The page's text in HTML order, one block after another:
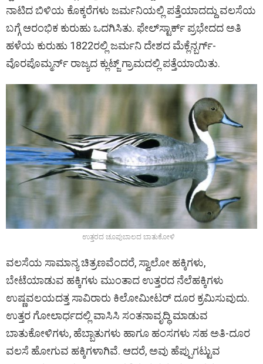
ನಾಟಿದ ಬಿಳಿಯ ಕೊಕ್ಕರೆಗಳು ಜರ್ಮನಿಯಲ್ಲಿ ಪತ್ತೆಯಾದದ್ದು ವಲಸೆಯ
ಬಗ್ಗೆ ಆರಂಭಿಕ ಕುರುಹು ಒದಗಿಸಿತು. ಫೇಲ್‌ಸ್ಟಾರ್ಕ್ ‌ಪ್ರಭೇದದ ಅತಿ
ಹಳೆಯ ಕುರುಹು 1822ರಲ್ಲಿ ಜರ್ಮನಿ ದೇಶದ ಮೆಕ್ಲೆನ್ಬರ್ಗ್‌-
ವೊರಪೊಮ್ಮರ್ನ್‌ ರಾಜ್ಯದ ಕ್ಲುಟ್ಜ್‌ ಗ್ರಾಮದಲ್ಲಿ ಪತ್ತೆಯಾಯಿತು.
ಉತ್ತರದ ಚೂಪುಬಾಲದ ಬಾತುಕೋಳಿ
ವಲಸೆಯ ಸಾಮಾನ್ಯ ಚಿತ್ರಣವೆಂದರೆ, ಸ್ವಾಲೋ ಹಕ್ಕಿಗಳು,
ಬೇಟೆಯಾಡುವ ಹಕ್ಕಿಗಳು ಮುಂತಾದ ಉತ್ತರದ ನೆಲೆಹಕ್ಕಿಗಳು
ಉಷ್ಣವಲಯದತ್ತ ಸಾವಿರಾರು ಕಿಲೋಮೀಟರ್‌ ದೂರ ಕ್ರಮಿಸುವುದು.
ಉತ್ತರ ಗೋಲಾರ್ಧದಲ್ಲಿ ವಾಸಿಸಿ ಸಂತನಾವೃದ್ಧಿ ಮಾಡುವ
ಬಾತುಕೋಳಿಗಳು, ಹೆಬ್ಬಾತುಗಳು ಹಾಗೂ ಹಂಸಗಳು ಸಹ ಅತಿ-ದೂರ
ವಲಸೆ ಹೋಗುವ ಹಕ್ಕಿಗಳಾಗಿವೆ. ಆದರೆ, ಅವು ಹೆಪ್ಪುಗಟ್ಟುವ